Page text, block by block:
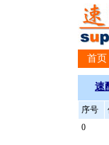
首页
速
序号
0